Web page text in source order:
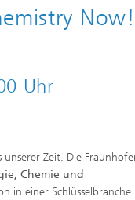
Uhr
Zeit. Die
Chemie und
in einer Schlüsselbranche.